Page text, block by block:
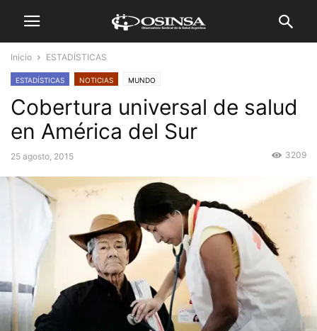
Inicio ESTADÍSTICAS
ESTADÍSTICAS NOTICIAS MUNDO
Cobertura universal de salud
en América del Sur
25 agosto, 2015 3209